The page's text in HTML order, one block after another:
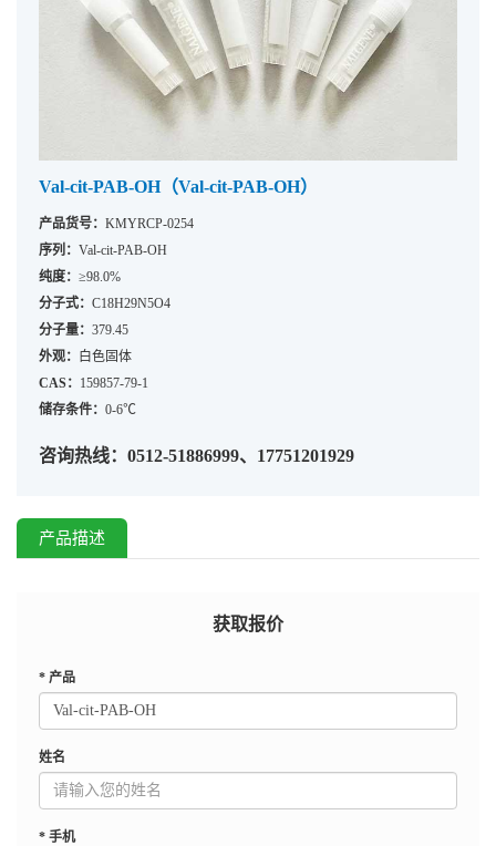
Val-cit-PAB-OH（Val-cit-PAB-OH）
产品货号： KMYRCP-0254
序列： Val-cit-PAB-OH
纯度： ≥98.0%
分子式： C18H29N5O4
分子量： 379.45
外观： 白色固体
CAS： 159857-79-1
储存条件： 0-6℃
咨询热线：0512-51886999、17751201929
产品描述
获取报价
* 产品
姓名
* 手机